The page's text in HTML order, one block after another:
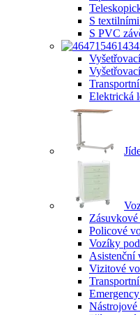
S
S PVC
Elektrická
Policové
Vozíky
Asistenční
Vizitové